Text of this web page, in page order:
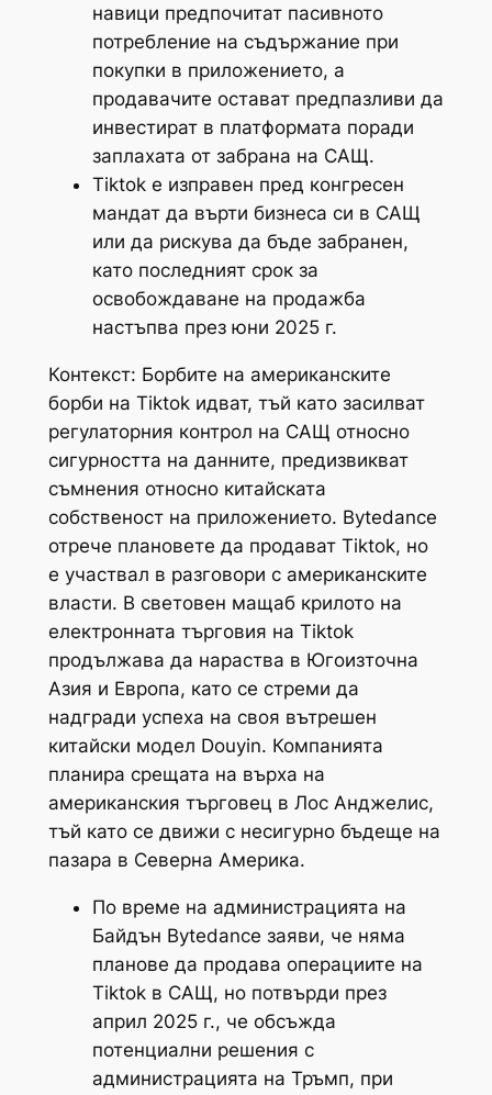
навици предпочитат пасивното
потребление на съдържание при
покупки в приложението, а
продавачите остават предпазливи да
инвестират в платформата поради
заплахата от забрана на САЩ.
Tiktok е изправен пред конгресен
мандат да върти бизнеса си в САЩ
или да рискува да бъде забранен,
като последният срок за
освобождаване на продажба
настъпва през юни 2025 г.
Контекст: Борбите на американските
борби на Tiktok идват, тъй като засилват
регулаторния контрол на САЩ относно
сигурността на данните, предизвикват
съмнения относно китайската
собственост на приложението. Bytedance
отрече плановете да продават Tiktok, но
е участвал в разговори с американските
власти. В световен мащаб крилото на
електронната търговия на Tiktok
продължава да нараства в Югоизточна
Азия и Европа, като се стреми да
надгради успеха на своя вътрешен
китайски модел Douyin. Компанията
планира срещата на върха на
американския търговец в Лос Анджелис,
тъй като се движи с несигурно бъдеще на
пазара в Северна Америка.
По време на администрацията на
Байдън Bytedance заяви, че няма
планове да продава операциите на
Tiktok в САЩ, но потвърди през
април 2025 г., че обсъжда
потенциални решения с
администрацията на Тръмп, при